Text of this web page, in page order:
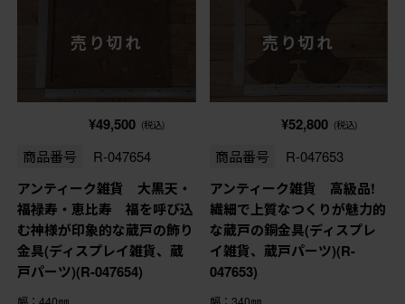
売り切れ
¥49,500 (税込)
商品番号 R-047654
アンティーク雑貨 大黒天・
福禄寿・恵比寿 福を呼び込
む神様が印象的な蔵戸の飾り
金具(ディスプレイ雑貨、蔵
戸パーツ)(R-047654)
売り切れ
¥52,800 (税込)
商品番号 R-047653
アンティーク雑貨 高級品!
繊細で上質なつくりが魅力的
な蔵戸の銅金具(ディスプレ
イ雑貨、蔵戸パーツ)(R-
047653)